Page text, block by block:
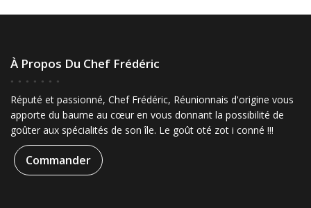
À Propos Du Chef Frédéric
Réputé et passionné, Chef Frédéric, Réunionnais d'origine vous
apporte du baume au cœur en vous donnant la possibilité de
goûter aux spécialités de son île. Le goût oté zot i conné !!!
Commander